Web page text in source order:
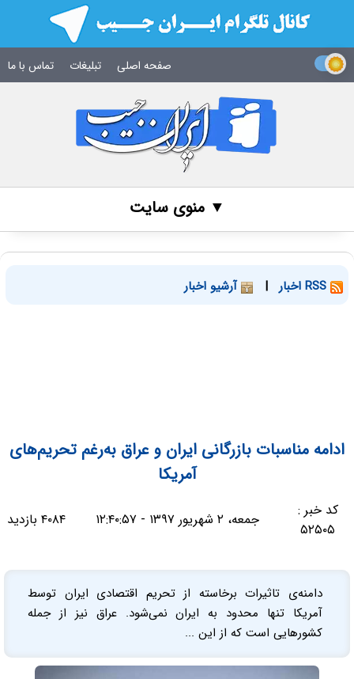
صفحه اصلی تبلیغات تماس با ما
▼ منوی سایت
| آرشیو اخبار
ادامه مناسبات بازرگانی ایران و عراق به‌رغم تحریم‌های
آمریکا
کد خبر :
۵۲۵۰۵
جمعه، ۲ شهریور ۱۳۹۷ - ۱۲:۴۰:۵۷ ۴۰۸۴ بازدید
دامنه‌ی تاثیرات برخاسته از تحریم‌ اقتصادی ایران توسط
آمریکا تنها محدود به ایران نمی‌شود. عراق نیز از جمله
کشورهایی است که از این ...